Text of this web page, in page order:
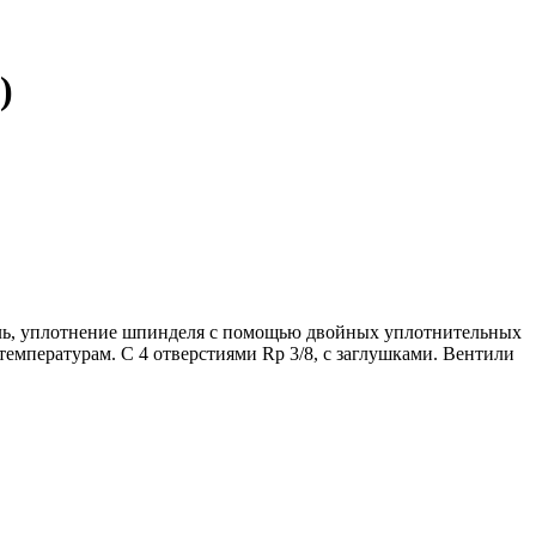
уплотнение шпинделя с помощью двойных уплотнительных
С 4 отверстиями Rp 3/8, с заглушками. Вентили